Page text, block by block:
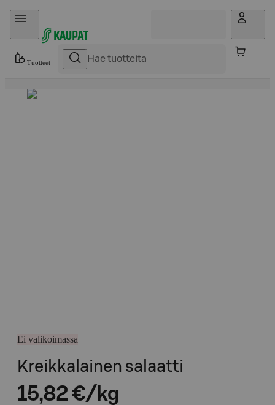
Hyppää sisältöön
Tuotteet
Ei valikoimassa
Kreikkalainen salaatti
15,82 €/kg